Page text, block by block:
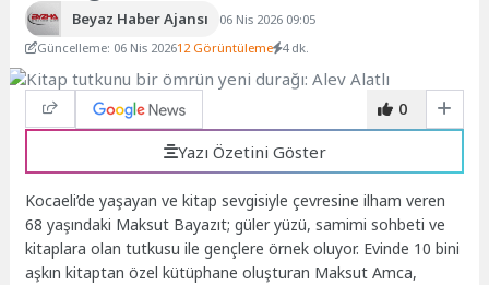
Beyaz Haber Ajansı
06 Nis 2026 09:05
Güncelleme: 06 Nis 202612 Görüntüleme 4 dk.
0
Yazı Özetini Göster
Kocaeli’de yaşayan ve kitap sevgisiyle çevresine ilham veren
68 yaşındaki Maksut Bayazıt; güler yüzü, samimi sohbeti ve
kitaplara olan tutkusu ile gençlere örnek oluyor. Evinde 10 bini
aşkın kitaptan özel kütüphane oluşturan Maksut Amca,